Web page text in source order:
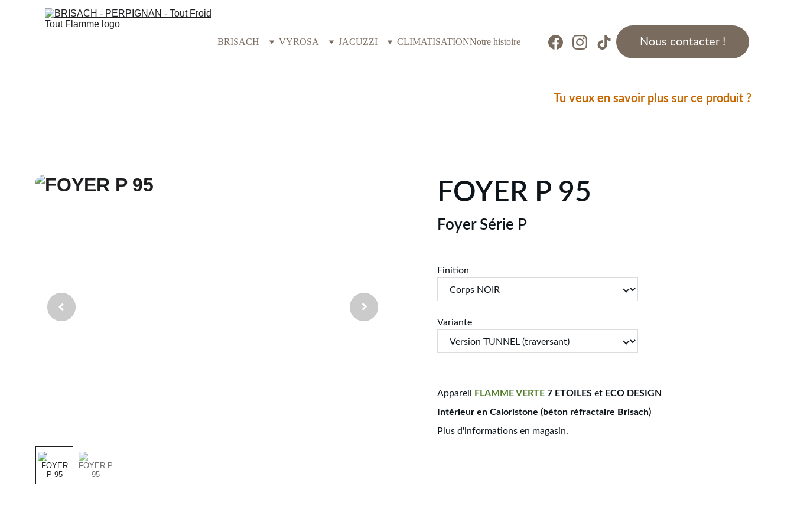
BRISACH VYROSA JACUZZI CLIMATISATIONNotre histoire Nous contacter !
Tu veux en savoir plus sur ce produit ?
FOYER P 95
Foyer Série P
Finition
Variante
Appareil FLAMMEVERTE 7 ETOILES et ECO DESIGN
Intérieur en Caloristone (béton réfractaire Brisach)
Plus d'informations en magasin.